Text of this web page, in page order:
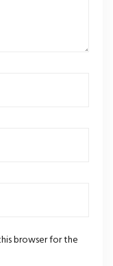
browser for the